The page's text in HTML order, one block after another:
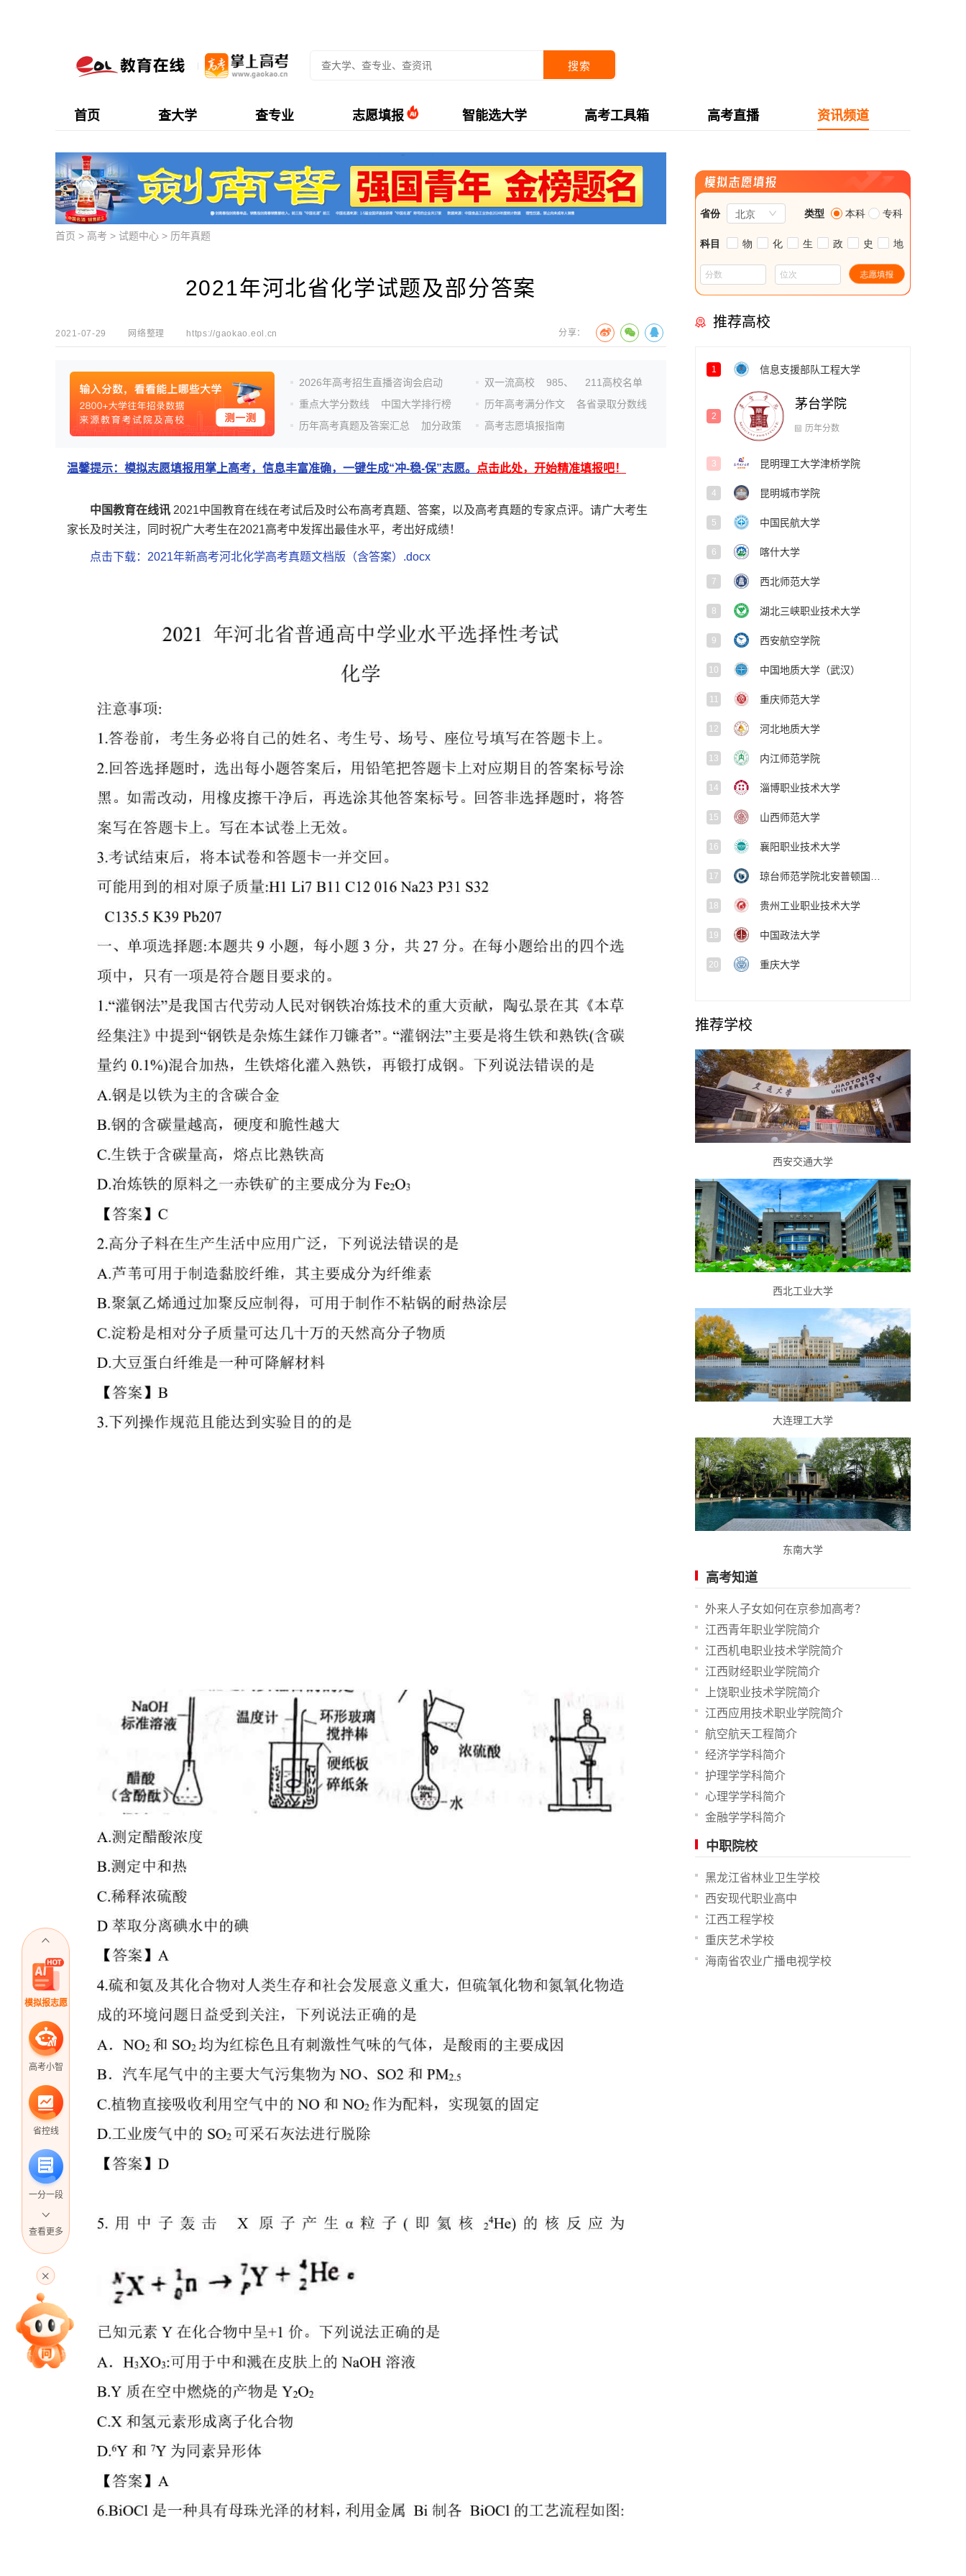
搜索
首页 查大学 查专业 志愿填报 智能选大学 高考工具箱 高考直播 资讯频道
模拟报志愿
高考小智
省控线
一分一段
专家指导课
查看更多
首页 > 高考 > 试题中心 > 历年真题
2021年河北省化学试题及部分答案
2021-07-29 网络整理 https://gaokao.eol.cn 分享：
2026年高考招生直播咨询会启动
重点大学分数线
中国大学排行榜
历年高考真题及答案汇总
加分政策
双一流高校 985、
211高校名单
历年高考满分作文
各省录取分数线
高考志愿填报指南
温馨提示：模拟志愿填报用掌上高考，信息丰富准确，一键生成“冲-稳-保”志愿。 点击此处，开始精准填报吧！
中国教育在线讯 2021中国教育在线在考试后及时公布高考真题、答案，以及高考真题的专家点评。请广大考生
家长及时关注，同时祝广大考生在2021高考中发挥出最佳水平，考出好成绩！
点击下载：2021年新高考河北化学高考真题文档版（含答案）.docx
推荐高校
1 信息支援部队工程大学
茅台学院
历年分数
4 昆明城市学院
5 中国民航大学
6 喀什大学
7 西北师范大学
8 湖北三峡职业技术大学
9 西安航空学院
10 中国地质大学（武汉）
11 重庆师范大学
12 河北地质大学
13 内江师范学院
14 淄博职业技术大学
15 山西师范大学
16 襄阳职业技术大学
17
18 贵州工业职业技术大学
19 中国政法大学
20 重庆大学
推荐学校
西安交通大学
西北工业大学
大连理工大学
东南大学
高考知道
外来人子女如何在京参加高考？
江西青年职业学院简介
江西机电职业技术学院简介
江西财经职业学院简介
上饶职业技术学院简介
江西应用技术职业学院简介
航空航天工程简介
经济学学科简介
护理学学科简介
心理学学科简介
金融学学科简介
中职院校
黑龙江省林业卫生学校
西安现代职业高中
江西工程学校
重庆艺术学校
海南省农业广播电视学校